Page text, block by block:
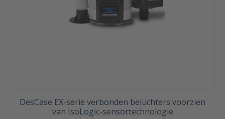
DesCase EX-serie verbonden beluchters voorzien
van IsoLogic-sensortechnologie